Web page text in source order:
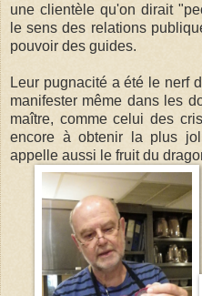
une clientèle qu'on dirait
le sens des relations
pouvoir des guides.
Leur pugnacité a été le nerf
manifester même dans les
maître, comme celui des
encore à obtenir la plus
appelle aussi le fruit du